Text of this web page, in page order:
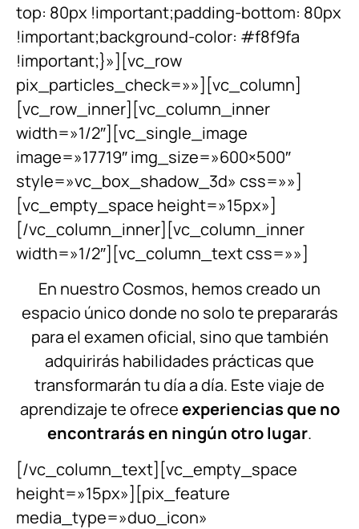
top: 80px !important;padding-bottom: 80px
!important;background-color: #f8f9fa
!important;}»][vc_row
pix_particles_check=»»][vc_column]
[vc_row_inner][vc_column_inner
width=»1/2″][vc_single_image
image=»17719″ img_size=»600×500″
style=»vc_box_shadow_3d» css=»»]
[vc_empty_space height=»15px»]
[/vc_column_inner][vc_column_inner
width=»1/2″][vc_column_text css=»»]
En nuestro Cosmos, hemos creado un
espacio único donde no solo te prepararás
para el examen oficial, sino que también
adquirirás habilidades prácticas que
transformarán tu día a día. Este viaje de
aprendizaje te ofreceexperiencias que no
encontrarás en ningún otro lugar.
[/vc_column_text][vc_empty_space
height=»15px»][pix_feature
media_type=»duo_icon»